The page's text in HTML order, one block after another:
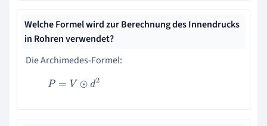
Welche Formel wird zur Berechnung des Innendrucks
in Rohren verwendet?
Die Archimedes-Formel:
P= V⊙d2